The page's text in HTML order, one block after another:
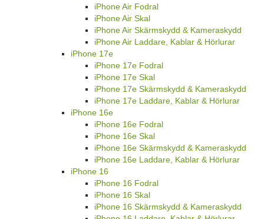
iPhone Air Fodral
iPhone Air Skal
iPhone Air Skärmskydd & Kameraskydd
iPhone Air Laddare, Kablar & Hörlurar
iPhone 17e
iPhone 17e Fodral
iPhone 17e Skal
iPhone 17e Skärmskydd & Kameraskydd
iPhone 17e Laddare, Kablar & Hörlurar
iPhone 16e
iPhone 16e Fodral
iPhone 16e Skal
iPhone 16e Skärmskydd & Kameraskydd
iPhone 16e Laddare, Kablar & Hörlurar
iPhone 16
iPhone 16 Fodral
iPhone 16 Skal
iPhone 16 Skärmskydd & Kameraskydd